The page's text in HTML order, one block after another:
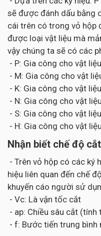
sẽ được đánh dấu bằng
cái trên có trong vỏ hộp
được loại vật liệu mà
vậy chúng ta sẽ có các
- P: Gia công cho vật
- M: Gia công cho vật
- K: Gia công cho vật
- N: Gia công cho vật
- S: Gia công cho vật
- H: Gia công cho vật
Nhận biết chế độ
- Trên vỏ hộp có các ký
hiệu liên quan đến chế
khuyến cáo người sử
- Vc: Là vận tốc cắt
- ap: Chiều sâu cắt (tính
- f: Bước tiến trung